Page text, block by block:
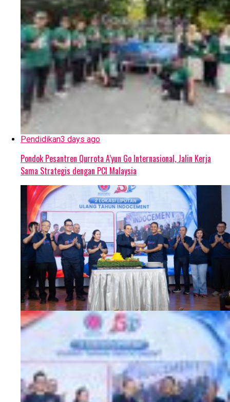
Pendidikan3 days ago
Pondok Pesantren Qurrota A’yun Go Internasional, Jalin Kerja
Sama Strategis dengan PCI Malaysia